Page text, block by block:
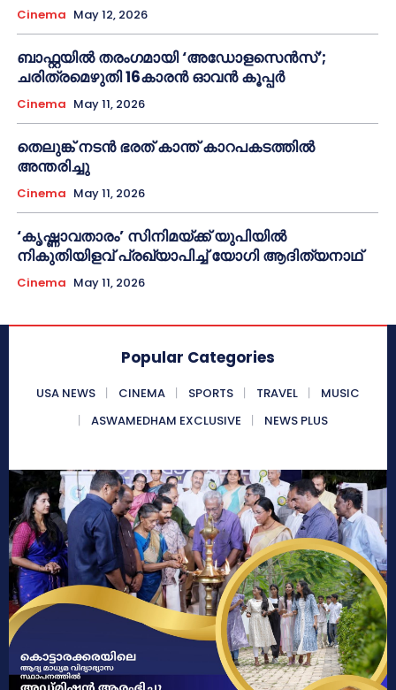
Cinema May 12, 2026
ബാഫ്റ്റയിൽ തരംഗമായി ‘അഡോളസെൻസ്’;
ചരിത്രമെഴുതി 16കാരൻ ഓവൻ കൂപ്പർ
Cinema May 11, 2026
തെലുങ്ക് നടൻ ഭരത് കാന്ത് കാറപകടത്തിൽ
അന്തരിച്ചു
Cinema May 11, 2026
‘കൃഷ്ണാവതാരം’ സിനിമയ്ക്ക് യുപിയിൽ
നികുതിയിളവ് പ്രഖ്യാപിച്ച് യോഗി ആദിത്യനാഥ്
Cinema May 11, 2026
Popular Categories
USA NEWS CINEMA SPORTS TRAVEL
MUSIC
ASWAMEDHAM EXCLUSIVE
NEWS PLUS